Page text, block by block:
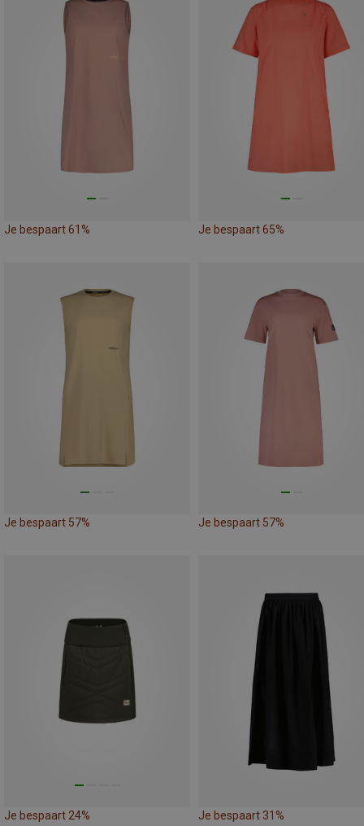
Je bespaart 61% Je bespaart 65%
Je bespaart 57% Je bespaart 57%
Je bespaart 24% Je bespaart 31%